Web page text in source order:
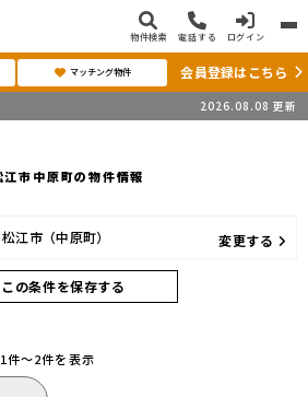
物件検索 電話する ログイン
マッチング物件
会員登録はこちら
2026.08.08 更新
江市中原町の物件情報
松江市（中原町） 変更する
この条件を保存する
1件〜2件を表示